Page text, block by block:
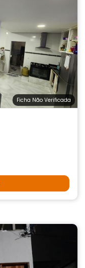
Ficha Não Verificada